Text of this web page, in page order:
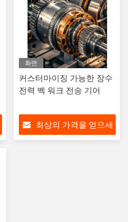
화면
커스터마이징 가능한 장수
전력 벡 워크 전송 기어
최상의 가격을 얻으세